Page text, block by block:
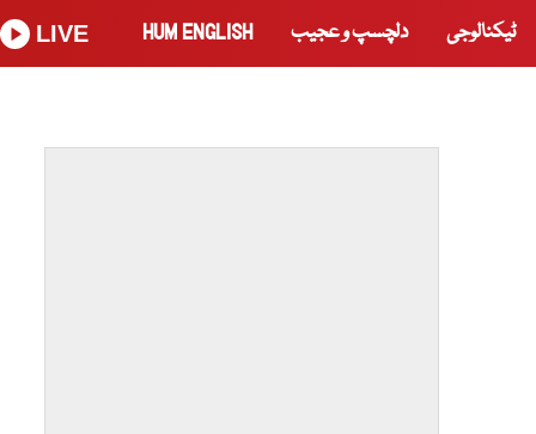
ٹیکنالوجی دلچسپ و عجیب HUM ENGLISH
LIVE